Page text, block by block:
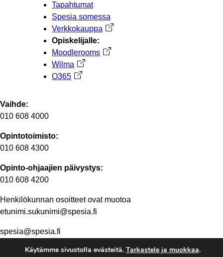
Tapahtumat
Spesia somessa
Verkkokauppa Avautuu uuteen välilehteen
Opiskelijalle:
Moodlerooms Avautuu uuteen välilehteen
Wilma Avautuu uuteen välilehteen
O365 Avautuu uuteen välilehteen
Vaihde:
010 608 4000
Opintotoimisto:
010 608 4300
Opinto-ohjaajien päivystys:
010 608 4200
Henkilökunnan osoitteet ovat muotoa
etunimi.sukunimi@spesia.fi
spesia@spesia.fi
Käytämme sivustolla evästeitä. Tarkastele ja muokkaa.